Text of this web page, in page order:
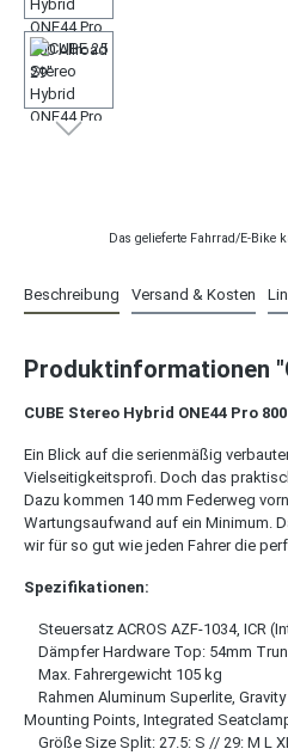
Das gelieferte Fahrrad/E-Bike
Beschreibung Versand & Kosten
Produktinformationen
CUBE Stereo Hybrid ONE44 Pro
Ein Blick auf die serienmäßig
Vielseitigkeitsprofi. Doch das
Dazu kommen 140 mm Federweg
Wartungsaufwand auf ein Minimum.
wir für so gut wie jeden Fahrer die
Spezifikationen:
Steuersatz ACROS AZF-1034, ICR
Dämpfer Hardware Top: 54mm
Max. Fahrergewicht 105 kg
Rahmen Aluminum Superlite,
Mounting Points, Integrated
Größe Size Split: 27.5: S // 29: M L